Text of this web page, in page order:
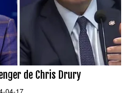
de Chris Drury
04-17